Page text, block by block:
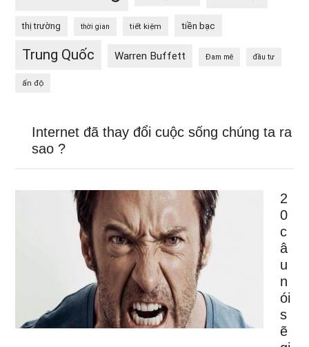
thị trường thời gian tiết kiệm tiền bạc
Trung Quốc Warren Buffett Đam mê đầu tư
ấn độ
Internet đã thay đổi cuộc sống chúng ta ra
sao ?
2
0
c
â
u
n
ói
s
ẽ